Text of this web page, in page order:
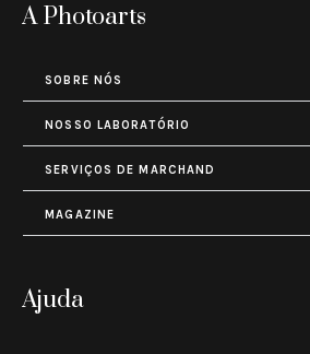
A Photoarts
SOBRE NÓS
NOSSO LABORATÓRIO
SERVIÇOS DE MARCHAND
MAGAZINE
Ajuda